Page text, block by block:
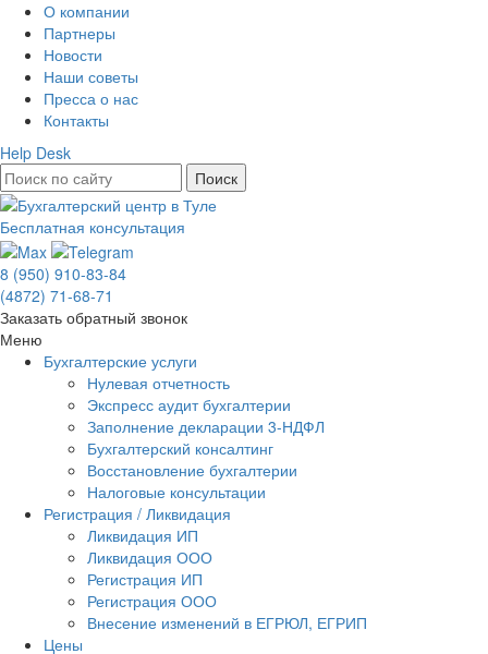
О компании
Партнеры
Новости
Наши советы
Пресса о нас
Контакты
Help Desk
Бесплатная консультация
8 (950) 910-83-84
(4872) 71-68-71
Заказать обратный звонок
Меню
Бухгалтерские услуги
Нулевая отчетность
Экспресс аудит бухгалтерии
Заполнение декларации 3-НДФЛ
Бухгалтерский консалтинг
Восстановление бухгалтерии
Налоговые консультации
Регистрация / Ликвидация
Ликвидация ИП
Ликвидация ООО
Регистрация ИП
Регистрация ООО
Внесение изменений в ЕГРЮЛ, ЕГРИП
Цены